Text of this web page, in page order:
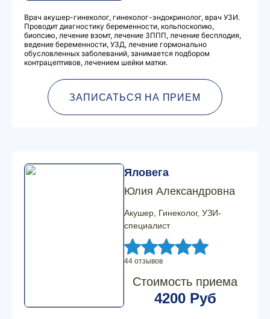
Врач акушер-гинеколог, гинеколог-эндокринолог, врач УЗИ.
Проводит диагностику беременности, кольпоскопию,
биопсию, лечение взомт, лечение ЗППП, лечение бесплодия,
ведение беременности, УЗД, лечение гормонально
обусловленных заболеваний, занимается подбором
контрацептивов, лечением шейки матки.
ЗАПИСАТЬСЯ НА ПРИЕМ
Яловега
Юлия Александровна
Акушер, Гинеколог, УЗИ-
специалист
44 отзывов
Стоимость приема
4200 Руб